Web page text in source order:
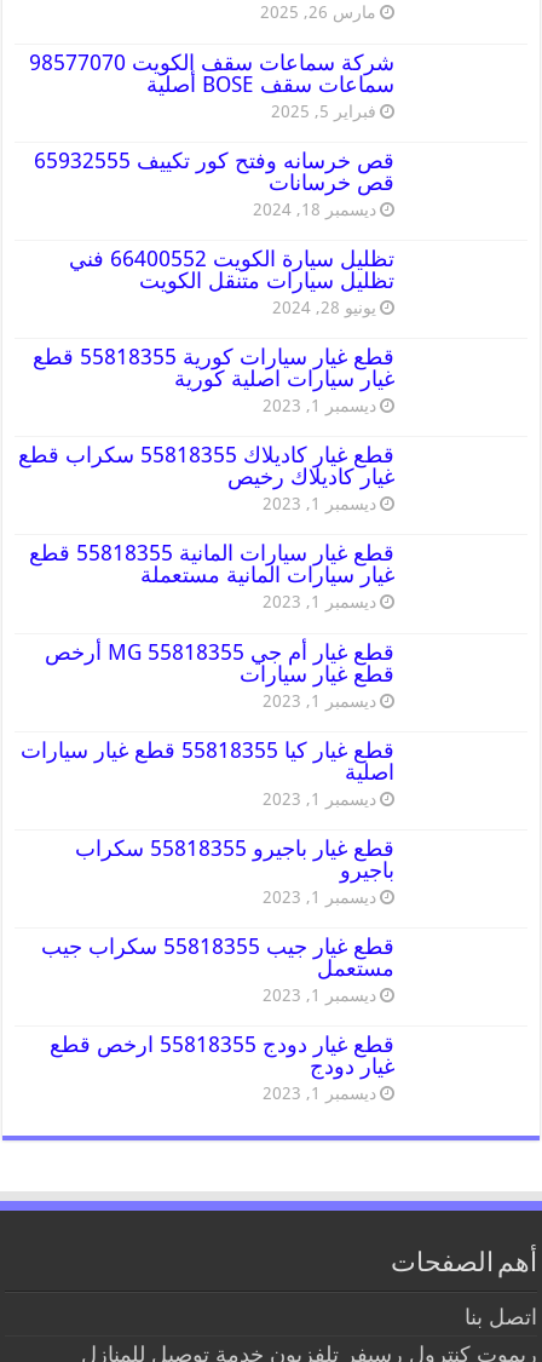
مارس 26, 2025
شركة سماعات سقف الكويت 98577070
سماعات سقف BOSE أصلية
فبراير 5, 2025
قص خرسانه وفتح كور تكييف 65932555
قص خرسانات
ديسمبر 18, 2024
تظليل سيارة الكويت 66400552 فني
تظليل سيارات متنقل الكويت
يونيو 28, 2024
قطع غيار سيارات كورية 55818355 قطع
غيار سيارات اصلية كورية
ديسمبر 1, 2023
قطع غيار كاديلاك 55818355 سكراب قطع
غيار كاديلاك رخيص
ديسمبر 1, 2023
قطع غيار سيارات المانية 55818355 قطع
غيار سيارات المانية مستعملة
ديسمبر 1, 2023
قطع غيار أم جي MG 55818355 أرخص
قطع غيار سيارات
ديسمبر 1, 2023
قطع غيار كيا 55818355 قطع غيار سيارات
اصلية
ديسمبر 1, 2023
قطع غيار باجيرو 55818355 سكراب
باجيرو
ديسمبر 1, 2023
قطع غيار جيب 55818355 سكراب جيب
مستعمل
ديسمبر 1, 2023
قطع غيار دودج 55818355 ارخص قطع
غيار دودج
ديسمبر 1, 2023
أهم الصفحات
اتصل بنا
ريموت كنترول رسيفر تلفزيون خدمة توصيل للمنازل